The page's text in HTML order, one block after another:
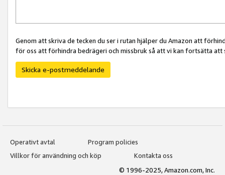
Genom att skriva de tecken du ser i rutan hjälper du Amazon att
för oss att förhindra bedrägeri och missbruk så att vi kan fortsätta
Skicka e-postmeddelande
Operativt avtal
Program policies
Villkor för användning och köp
Kontakta oss
© 1996-2025, Amazon.com, Inc.